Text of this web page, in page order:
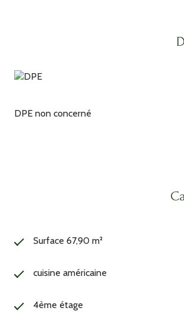
DPE non concerné
Surface 67,90 m²
cuisine américaine
4ème étage